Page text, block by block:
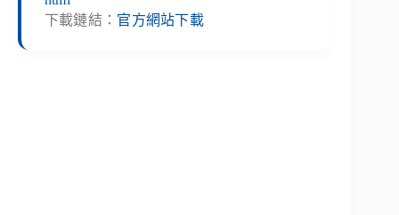
下載鏈結： 官方網站下載